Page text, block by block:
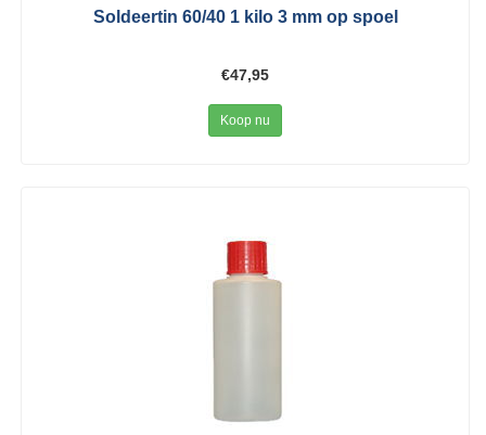
Soldeertin 60/40 1 kilo 3 mm op spoel
€47,95
Koop nu